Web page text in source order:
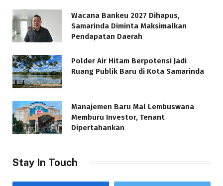
Wacana Bankeu 2027 Dihapus,
Samarinda Diminta Maksimalkan
Pendapatan Daerah
Polder Air Hitam Berpotensi Jadi
Ruang Publik Baru di Kota Samarinda
Manajemen Baru Mal Lembuswana
Memburu Investor, Tenant
Dipertahankan
Stay In Touch